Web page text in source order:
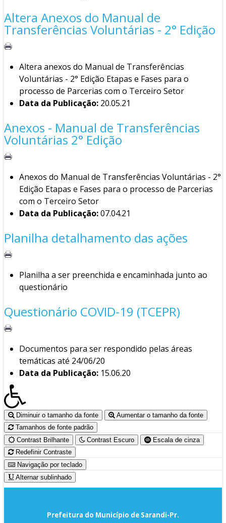
Altera Anexos do Manual de
Transferências Voluntárias - 2° Edição
Altera anexos do Manual de Transferências
Voluntárias - 2° Edição Etapas e Fases para o
processo de Parcerias com o Terceiro Setor
Data da Publicação: 20.05.21
Anexos - Manual de Transferências
Voluntárias 2° Edição
Anexos do Manual de Transferências Voluntárias - 2°
Edição Etapas e Fases para o processo de Parcerias
com o Terceiro Setor
Data da Publicação:07.04.21
Planilha detalhamento das ações
Planilha a ser preenchida e encaminhada junto ao
questionário
Questionário COVID-19 (TCEPR)
Documentos para ser respondido pelas áreas
temáticas até 24/06/20
Data da Publicação: 15.06.20
Diminuir o tamanho da fonte
Aumentar o tamanho da fonte
Tamanhos de fonte padrão
Contrast Brilhante
Contrast Escuro
Escala de cinza
Redefinir Contraste
Navigação por teclado
Alternar sublinhado
Prefeitura do Município de Sarandi-Pr.